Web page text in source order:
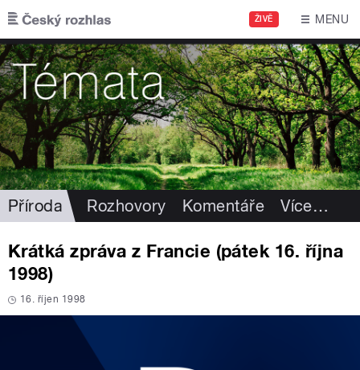
Přejít k hlavnímu obsahu
ŽIVĚ MENU
Příroda Rozhovory Komentáře Více…
Krátká zpráva z Francie (pátek 16. října
1998)
16. říjen 1998